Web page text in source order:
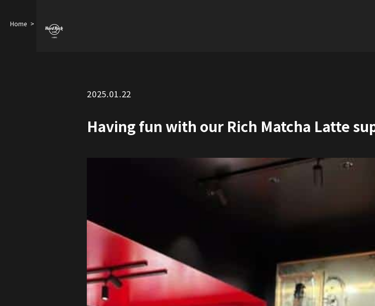
Home Having fun with our Rich Matcha Latte supervised by Shimizu …
2025.01.22
Having fun with our Rich Matcha Latte